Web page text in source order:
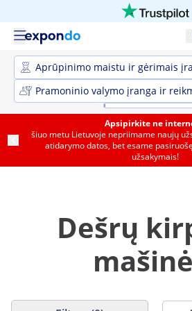
Aprūpinimo maistu ir gėrimais
Pramoninio valymo įranga ir
Apsipirkite ne
šiuo metu Lietuvoje nepriimame naujų
atidarymo datos, bet esame
užsakymais!
Dešrų